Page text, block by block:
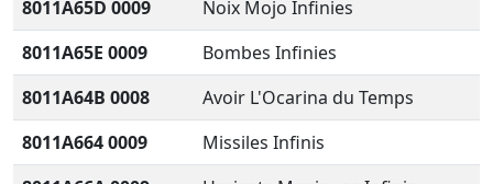
8011A65D 0009
Noix Mojo Infinies
8011A65E 0009
Bombes Infinies
8011A64B 0008
Avoir L'Ocarina du Temps
8011A664 0009
Missiles Infinis